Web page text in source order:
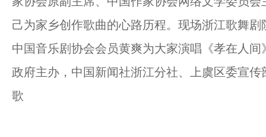
己为家乡创作歌曲的心路历程。现场浙江歌舞
中国音乐剧协会会员黄爽为大家演唱《孝在人
政府主办，中国新闻社浙江分社、上虞区委宣
歌